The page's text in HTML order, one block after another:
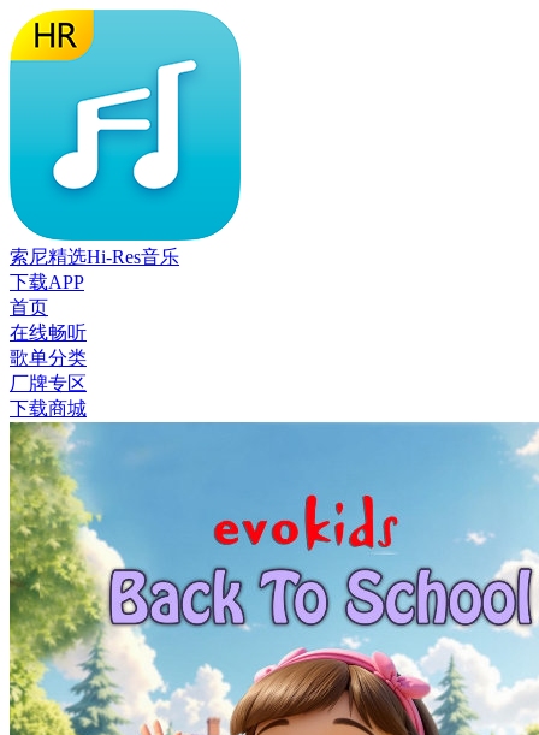
索尼精选Hi-Res音乐
下载APP
首页
在线畅听
歌单分类
厂牌专区
下载商城